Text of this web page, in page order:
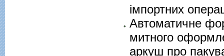
імпортних
Автоматичне
митного
аркуш про